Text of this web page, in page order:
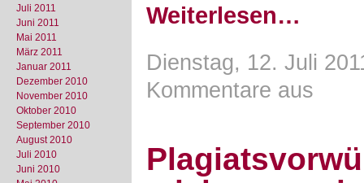
Juli 2011
Juni 2011
Mai 2011
März 2011
Januar 2011
Dezember 2010
November 2010
Oktober 2010
September 2010
August 2010
Juli 2010
Juni 2010
Weiterlesen…
Dienstag, 12. Juli
Kommentare aus